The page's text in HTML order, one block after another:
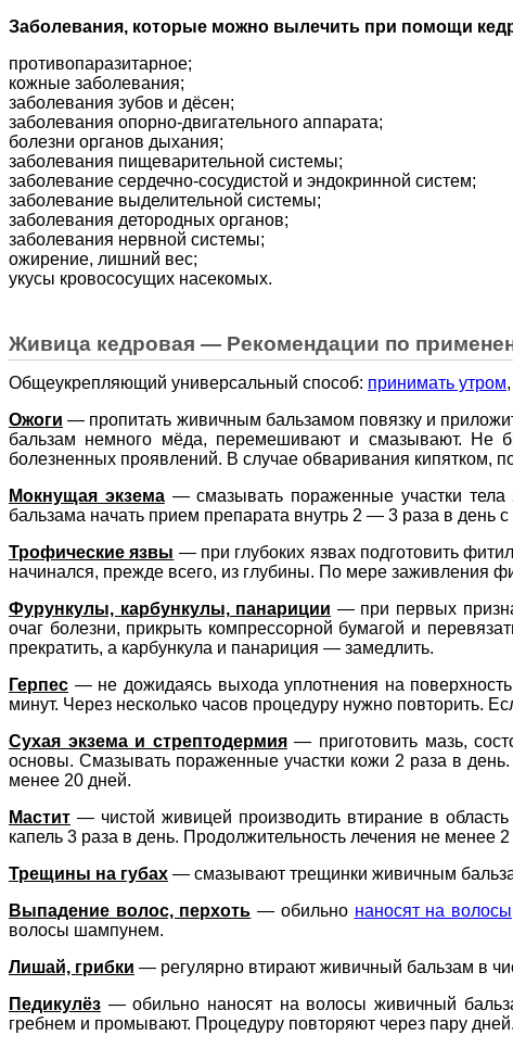
Заболевания, которые можно вылечить при помощи
противопаразитарное;
кожные заболевания;
заболевания зубов и дёсен;
заболевания опорно-двигательного аппарата;
болезни органов дыхания;
заболевания пищеварительной системы;
заболевание сердечно-сосудистой и эндокринной систем;
заболевание выделительной системы;
заболевания детородных органов;
заболевания нервной системы;
ожирение, лишний вес;
укусы кровососущих насекомых.
Живица кедровая — Рекомендации по
Общеукрепляющий универсальный способ: принимать утром
Ожоги — пропитать живичным бальзамом повязку и
бальзам немного мёда, перемешивают и смазывают. Не
болезненных проявлений. В случае обваривания кипятком,
Мокнущая экзема — смазывать пораженные участки
бальзама начать прием препарата внутрь 2 — 3 раза в день
Трофические язвы — при глубоких язвах подготовить
начинался, прежде всего, из глубины. По мере заживления
Фурункулы, карбункулы, панариции — при первых
очаг болезни, прикрыть компрессорной бумагой и
прекратить, а карбункула и панариция — замедлить.
Герпес — не дожидаясь выхода уплотнения на
минут. Через несколько часов процедуру нужно повторить.
Сухая экзема и стрептодермия — приготовить мазь,
основы. Смазывать пораженные участки кожи 2 раза в
менее 20 дней.
Мастит — чистой живицей производить втирание в
капель 3 раза в день. Продолжительность лечения не
Трещины на губах — смазывают трещинки живичным
Выпадение волос, перхоть — обильно наносят на волосы
волосы шампунем.
Лишай, грибки — регулярно втирают живичный бальзам в
Педикулёз — обильно наносят на волосы живичный
гребнем и промывают. Процедуру повторяют через пару дней.